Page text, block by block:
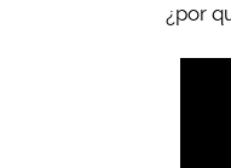
¿por